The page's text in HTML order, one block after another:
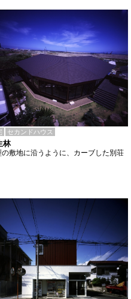
セカンドハウス
林
の敷地に沿うように、カーブした別荘